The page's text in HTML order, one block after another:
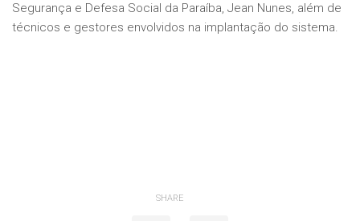
Segurança e Defesa Social da Paraíba, Jean Nunes, além de
técnicos e gestores envolvidos na implantação do sistema.
SHARE